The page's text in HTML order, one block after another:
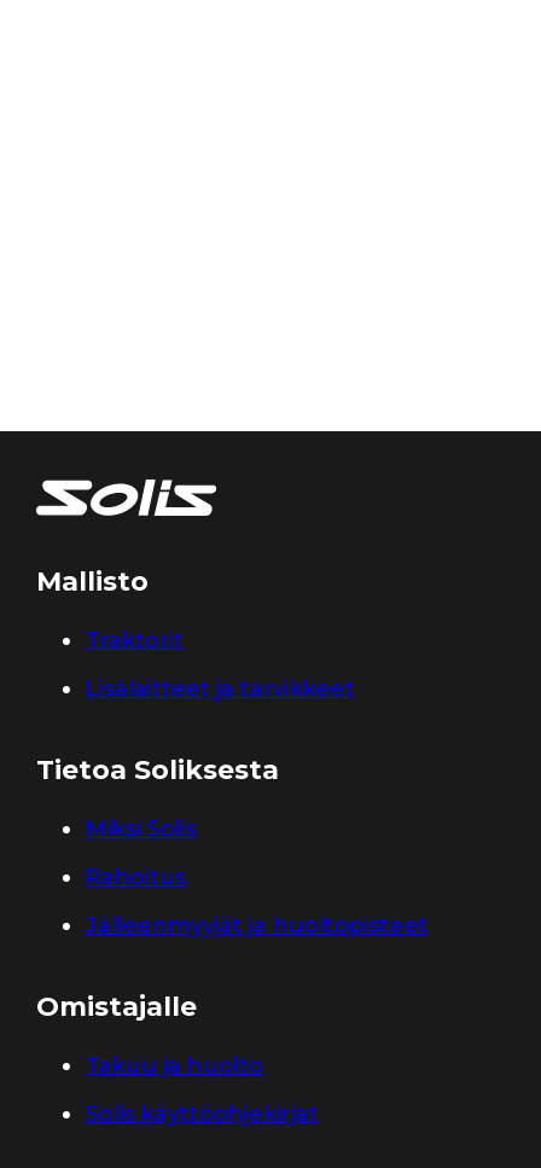
Mallisto
Traktorit
Lisälaitteet ja tarvikkeet
Tietoa Soliksesta
Miksi Solis
Rahoitus
Jälleenmyyjät ja huoltopisteet
Omistajalle
Takuu ja huolto
Solis käyttöohjekirjat